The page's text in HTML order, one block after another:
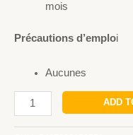
mois
Précautions d’emploi
Aucunes
ADD